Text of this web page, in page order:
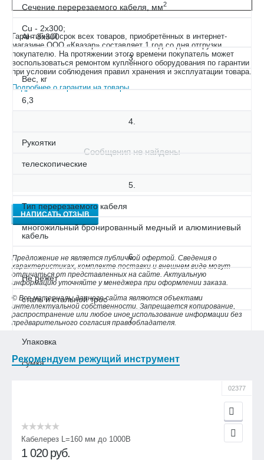
Сечение перерезаемого кабеля, мм2
Cu - 2х300;
Al - 3х300
3.
Вес, кг
6,3
4.
Рукоятки
телескопические
5.
Тип перерезаемого кабеля
многожильный бронированный медный и алюминиевый
кабель
6.
Не режет
сталь и стальной трос
7.
Упаковка
сумка
Гарантийный срок всех товаров, приобретённых в интернет-
магазине ООО «Квазар» составляет 1 год со дня отгрузки
покупателю. На протяжении этого времени покупатель может
воспользоваться ремонтом купленного оборудования по гарантии
при условии соблюдения правил хранения и эксплуатации товара.
Подробнее о гарантии на товары
Сообщения не найдены
НАПИСАТЬ ОТЗЫВ
Предложение не является публичной офертой. Сведения о
характеристиках, комплекте поставки и внешнем виде могут
отличаться от представленных на сайте. Актуальную
информацию уточняйте у менеджера при оформлении заказа.
© Все материалы данного сайта являются объектами
интеллектуальной собственности. Запрещается копирование,
распространение или любое иное использование информации без
предварительного согласия правообладателя.
Рекомендуем режущий инструмент
02377
Кабелерез L=160 мм до 1000В
1 020 руб.